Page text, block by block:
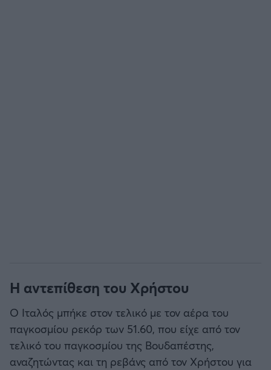
Η αντεπίθεση του Χρήστου
Ο Ιταλός μπήκε στον τελικό με τον αέρα του
παγκοσμίου ρεκόρ των 51.60, που είχε από τον
τελικό του παγκοσμίου της Βουδαπέστης,
αναζητώντας και τη ρεβάνς από τον Χρήστου για